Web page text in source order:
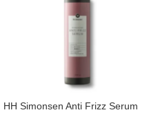
HH Simonsen Anti Frizz Serum